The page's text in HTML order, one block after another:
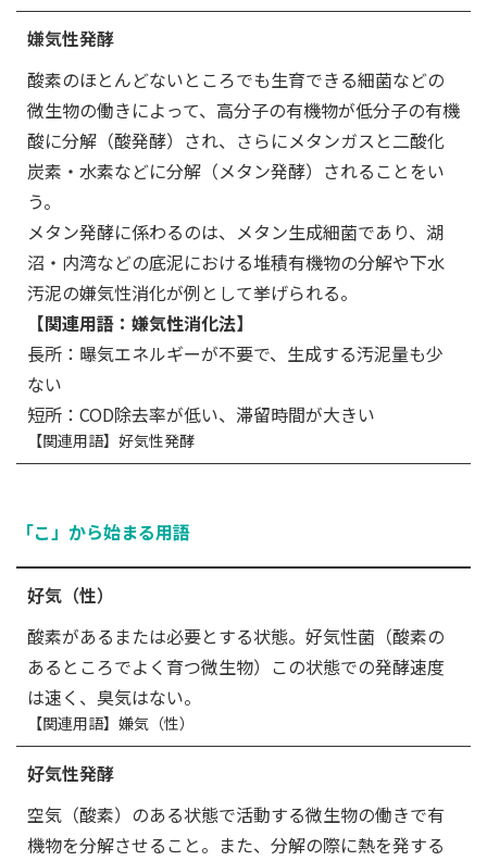
嫌気性発酵
酸素のほとんどないところでも生育できる細菌などの
微生物の働きによって、高分子の有機物が低分子の有機
酸に分解（酸発酵）され、さらにメタンガスと二酸化
炭素・水素などに分解（メタン発酵）されることをい
う。
メタン発酵に係わるのは、メタン生成細菌であり、湖
沼・内湾などの底泥における堆積有機物の分解や下水
汚泥の嫌気性消化が例として挙げられる。
【関連用語：嫌気性消化法】
長所：曝気エネルギーが不要で、生成する汚泥量も少
ない
短所：COD除去率が低い、滞留時間が大きい
【関連用語】好気性発酵
「こ」から始まる用語
好気（性）
酸素があるまたは必要とする状態。好気性菌（酸素の
あるところでよく育つ微生物）この状態での発酵速度
は速く、臭気はない。
【関連用語】嫌気（性）
好気性発酵
空気（酸素）のある状態で活動する微生物の働きで有
機物を分解させること。また、分解の際に熱を発する